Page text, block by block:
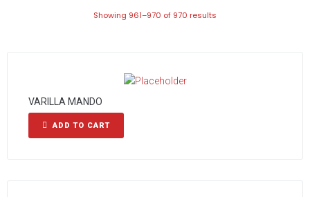
Showing 961–970 of 970 results
VARILLA MANDO
ADD TO CART